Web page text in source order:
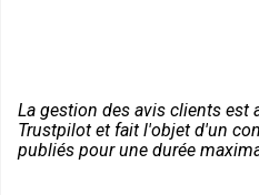
La gestion des avis clients est
Trustpilot et fait l'objet d'un
publiés pour une durée